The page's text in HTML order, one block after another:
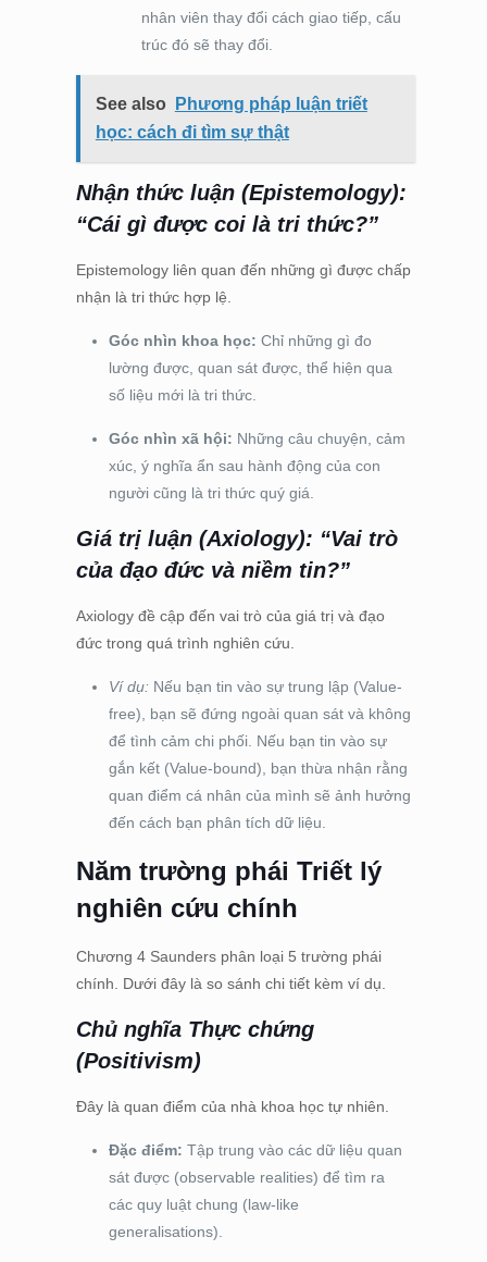
nhân viên thay đổi cách giao tiếp, cấu
trúc đó sẽ thay đổi.
See also
Phương pháp luận triết
học: cách đi tìm sự thật
Nhận thức luận (Epistemology):
“Cái gì được coi là tri thức?”
Epistemology liên quan đến những gì được chấp
nhận là tri thức hợp lệ.
Góc nhìn khoa học: Chỉ những gì đo
lường được, quan sát được, thể hiện qua
số liệu mới là tri thức.
Góc nhìn xã hội: Những câu chuyện, cảm
xúc, ý nghĩa ẩn sau hành động của con
người cũng là tri thức quý giá.
Giá trị luận (Axiology): “Vai trò
của đạo đức và niềm tin?”
Axiology đề cập đến vai trò của giá trị và đạo
đức trong quá trình nghiên cứu.
Ví dụ:Nếu bạn tin vào sự trung lập (Value-
free), bạn sẽ đứng ngoài quan sát và không
để tình cảm chi phối. Nếu bạn tin vào sự
gắn kết (Value-bound), bạn thừa nhận rằng
quan điểm cá nhân của mình sẽ ảnh hưởng
đến cách bạn phân tích dữ liệu.
Năm trường phái Triết lý
nghiên cứu chính
Chương 4 Saunders phân loại 5 trường phái
chính. Dưới đây là so sánh chi tiết kèm ví dụ.
Chủ nghĩa Thực chứng
(Positivism)
Đây là quan điểm của nhà khoa học tự nhiên.
Đặc điểm: Tập trung vào các dữ liệu quan
sát được (observable realities) để tìm ra
các quy luật chung (law-like
generalisations).